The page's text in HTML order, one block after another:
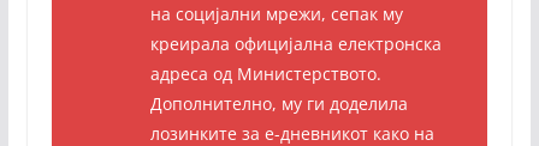
на социјални мрежи, сепак му
креирала официјална електронска
адреса од Министерството.
Дополнително, му ги доделила
лозинките за е-дневникот како на